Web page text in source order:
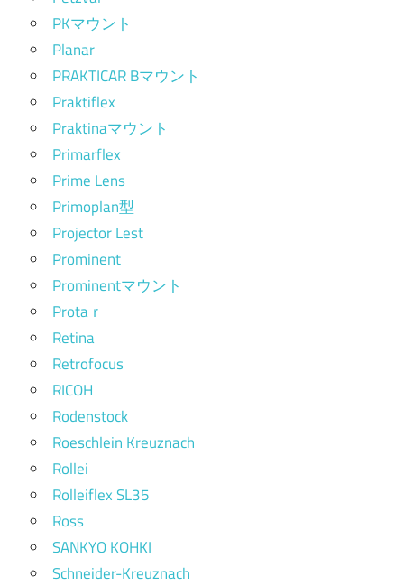
PKマウント
Planar
PRAKTICAR Bマウント
Praktiflex
Praktinaマウント
Primarflex
Prime Lens
Primoplan型
Projector Lest
Prominent
Prominentマウント
Protaｒ
Retina
Retrofocus
RICOH
Rodenstock
Roeschlein Kreuznach
Rollei
Rolleiflex SL35
Ross
SANKYO KOHKI
Schneider-Kreuznach